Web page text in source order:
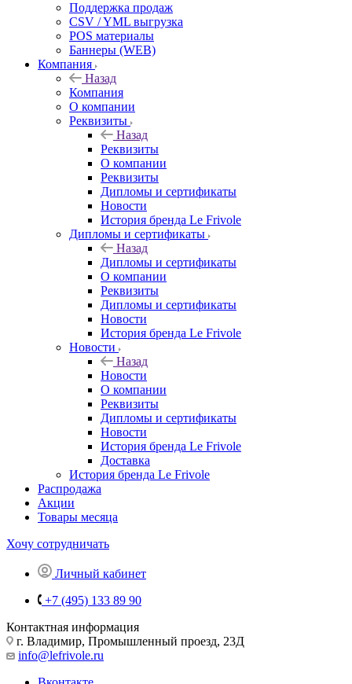
Поддержка продаж
CSV / YML выгрузка
POS материалы
Баннеры (WEB)
Компания
Назад
Компания
О компании
Реквизиты
Назад
Реквизиты
О компании
Реквизиты
Дипломы и сертификаты
Новости
История бренда Le Frivole
Дипломы и сертификаты
Назад
Дипломы и сертификаты
О компании
Реквизиты
Дипломы и сертификаты
Новости
История бренда Le Frivole
Новости
Назад
Новости
О компании
Реквизиты
Дипломы и сертификаты
Новости
История бренда Le Frivole
Доставка
История бренда Le Frivole
Распродажа
Акции
Товары месяца
Хочу сотрудничать
Личный кабинет
+7 (495) 133 89 90
Контактная информация
г. Владимир, Промышленный проезд, 23Д
info@lefrivole.ru